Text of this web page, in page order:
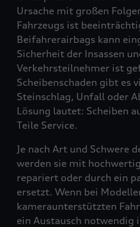
Ursache mit großen
Fahrzeugs ist
Beifahrerairbags kann
Sicherheit der Insassen
Verkehrsteilnehmer ist
Scheibenschaden gibt es
Steinschlag, Unfall oder
Lösung lautet: Scheiben
Teile Service.
Je nach Art und Schwere
werden sie mit
repariert oder durch ein
ersetzt. Wenn bei
kameraunterstützten
ein Austausch notwendig